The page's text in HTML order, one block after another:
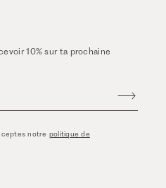
10% sur ta prochaine
notre politique de